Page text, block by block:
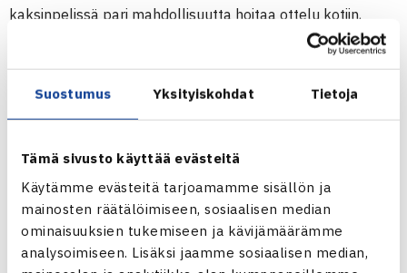
Suostumus Yksityiskohdat Tietoja
Tämä sivusto käyttää evästeitä
Käytämme evästeitä tarjoamamme sisällön ja
mainosten räätälöimiseen, sosiaalisen median
ominaisuuksien tukemiseen ja kävijämäärämme
analysoimiseen. Lisäksi jaamme sosiaalisen median,
kaksinpelissä pari mahdollisuutta hoitaa ottelu kotiin,
mutta en siinä tällä kertaa onnistunut, Orpana kommentoi
yleisvirettään ja kaksinpeliään.
Nelinpelissä sijoittamattomat Orpana ja Cernecka ovat
osaamisensa. Heti ensimmäisellä kierroksella pari voitti
kolmanneksi sijoitetun kaksikonFranziska Kommer
(GER)/Maria Vittoria Viviani(ITA) puhtaasti 6-0, 6-0.
Puolivälierässäkin tuli vakuuttava voitto niin ikään
sijoittamattomista
Vasilisa Aponasenkosta (RUS) ja